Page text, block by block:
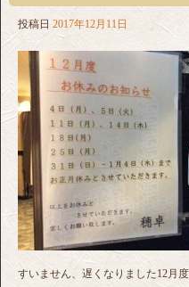
投稿日 2017年12月11日
すいません、遅くなりました12月